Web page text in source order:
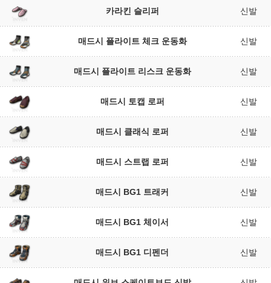
카라킨 슬리퍼 신발
매드시 플라이트 체크 운동화 신발
매드시 플라이트 리스크 운동화 신발
매드시 토캡 로퍼 신발
매드시 클래식 로퍼 신발
매드시 스트랩 로퍼 신발
매드시 BG1 트래커 신발
매드시 BG1 체이서 신발
매드시 BG1 디펜더 신발